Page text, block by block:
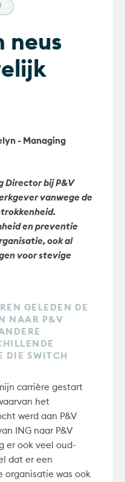
neus
- Managing
Director bij P&V
vanwege de
en preventie
ook al
voor stevige
GELEDEN DE
NAAR P&V
DIE SWITCH
carrière gestart
het
werd aan P&V
ING naar P&V
er ook veel oud-
dat er een
organisatie was ook